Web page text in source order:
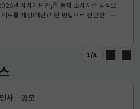
년 세제개편안」을 통해 조세지출 방식으
도를 재정(예산)지원 방법으로 전환한다고
1/4
이전 다음
인사 공모